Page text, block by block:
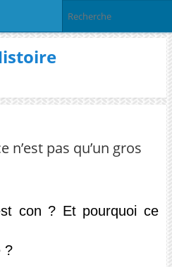
n’est pas qu’un gros
con ? Et pourquoi ce
?